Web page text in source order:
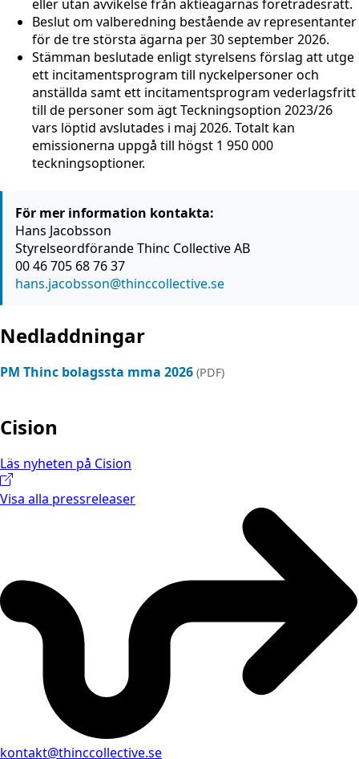
eller utan avvikelse från aktieägarnas företrädesrätt.
Beslut om valberedning bestående av representanter
för de tre största ägarna per 30 september 2026.
Stämman beslutade enligt styrelsens förslag att utge
ett incitamentsprogram till nyckelpersoner och
anställda samt ett incitamentsprogram vederlagsfritt
till de personer som ägt Teckningsoption 2023/26
vars löptid avslutades i maj 2026. Totalt kan
emissionerna uppgå till högst 1 950 000
teckningsoptioner.
För mer information kontakta:
Hans Jacobsson
Styrelseordförande Thinc Collective AB
00 46 705 68 76 37
hans.jacobsson@thinccollective.se
Nedladdningar
PM Thinc bolagssta mma 2026 (PDF)
Cision
Läs nyheten på Cision
Visa alla pressreleaser
kontakt@thinccollective.se